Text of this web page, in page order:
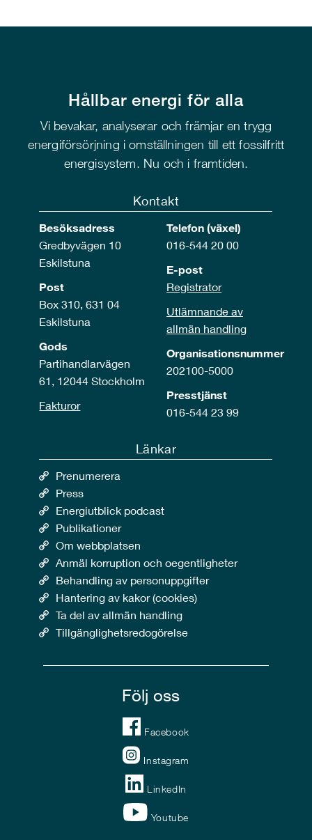
Hållbar energi för alla
Vi bevakar, analyserar och främjar en trygg
energiförsörjning i omställningen till ett fossilfritt
energisystem. Nu och i framtiden.
Kontakt
Besöksadress
Gredbyvägen 10
Eskilstuna
Post
Box 310, 631 04
Eskilstuna
Gods
Partihandlarvägen
61, 12044 Stockholm
Fakturor
Telefon (växel)
016-544 20 00
E-post
Registrator
Utlämnande av
allmän handling
Organisationsnummer
202100-5000
Presstjänst
016-544 23 99
Länkar
Prenumerera
Press
Energiutblick podcast
Publikationer
Om webbplatsen
Anmäl korruption och oegentligheter
Behandling av personuppgifter
Hantering av kakor (cookies)
Ta del av allmän handling
Tillgänglighetsredogörelse
Följ oss
Facebook
Instagram
LinkedIn
Youtube